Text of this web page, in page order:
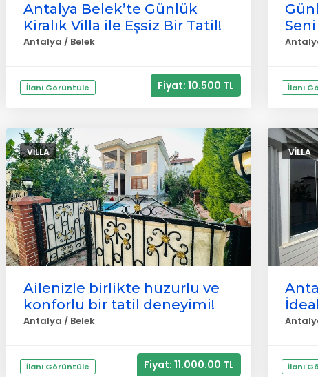
Antalya Belek’te Günlük
Kiralık Villa ile Eşsiz Bir Tatil!
Antalya / Belek
İlanı Görüntüle Fiyat: 10.500 TL
Seni
İlanı
VILLA
Ailenizle birlikte huzurlu ve
konforlu bir tatil deneyimi!
Antalya / Belek
İlanı Görüntüle Fiyat: 11.000.00 TL
VILLA
İlanı